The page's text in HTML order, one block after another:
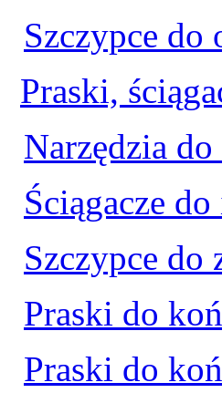
Szczypce do
Praski,
Narzędzia
Ściągacze
Szczypce
Praski do
Praski do